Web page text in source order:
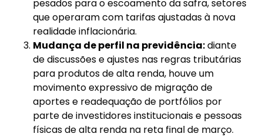
pesados para o escoamento da safra, setores
que operaram com tarifas ajustadas à nova
realidade inflacionária.
Mudança de perfil na previdência:diante
de discussões e ajustes nas regras tributárias
para produtos de alta renda, houve um
movimento expressivo de migração de
aportes e readequação de portfólios por
parte de investidores institucionais e pessoas
físicas de alta renda na reta final de março.